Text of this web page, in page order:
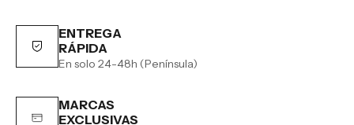
ENTREGA
RÁPIDA
En solo 24-48h (Península)
MARCAS
EXCLUSIVAS